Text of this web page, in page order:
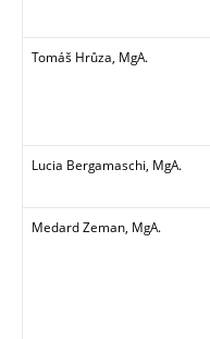
Tomáš Hrůza, MgA.
Lucia Bergamaschi, MgA.
Medard Zeman, MgA.